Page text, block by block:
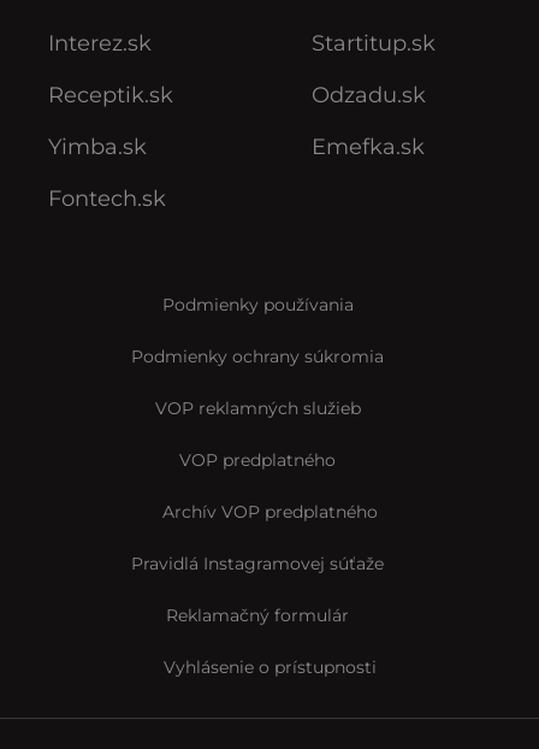
Interez.sk
Receptik.sk
Yimba.sk
Fontech.sk
Startitup.sk
Odzadu.sk
Emefka.sk
Podmienky používania
Podmienky ochrany súkromia
VOP reklamných služieb
VOP predplatného
Archív VOP predplatného
Pravidlá Instagramovej súťaže
Reklamačný formulár
Vyhlásenie o prístupnosti